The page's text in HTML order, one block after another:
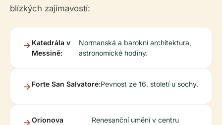
blízkých zajímavostí:
Katedrála v
Messině:
Normanská a barokní architektura,
astronomické hodiny.
Forte San Salvatore:Pevnost ze 16. století u sochy.
Orionova
Renesanční umění v centru